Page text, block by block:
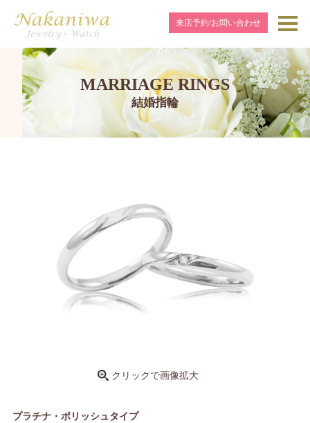
来店予約/お問い合わせ
MARRIAGE RINGS
結婚指輪
クリックで画像拡大
プラチナ・ポリッシュタイプ